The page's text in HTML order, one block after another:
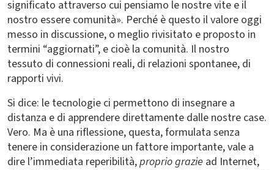
significato attraverso cui pensiamo le nostre vite e il
nostro essere comunità». Perché è questo il valore oggi
messo in discussione, o meglio rivisitato e proposto in
termini “aggiornati”, e cioè la comunità. Il nostro
tessuto di connessioni reali, di relazioni spontanee, di
rapporti vivi.
Si dice: le tecnologie ci permettono di insegnare a
distanza e di apprendere direttamente dalle nostre case.
Vero. Ma è una riflessione, questa, formulata senza
tenere in considerazione un fattore importante, vale a
dire l’immediata reperibilità,proprio grazie ad Internet,